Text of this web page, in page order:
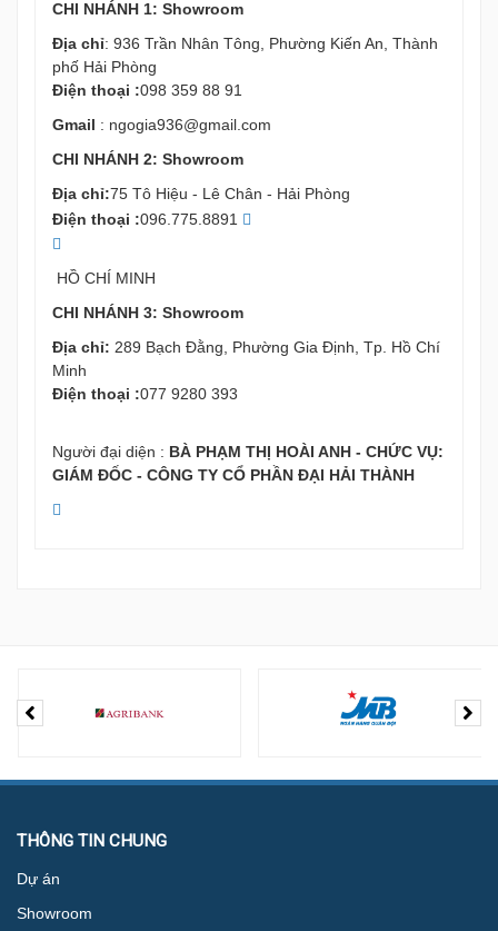
CHI NHÁNH 1: Showroom
Địa chỉ: 936 Trần Nhân Tông, Phường Kiến An, Thành
phố Hải Phòng
Điện thoại :098 359 88 91
Gmail : ngogia936@gmail.com
CHI NHÁNH 2: Showroom
Địa chỉ:75 Tô Hiệu - Lê Chân - Hải Phòng
Điện thoại :096.775.8891
HỒ CHÍ MINH
CHI NHÁNH 3: Showroom
Địa chỉ: 289 Bạch Đằng, Phường Gia Định, Tp. Hồ Chí
Minh
Điện thoại :077 9280 393
Người đại diện : BÀ PHẠM THỊ HOÀI ANH - CHỨC VỤ:
GIÁM ĐỐC - CÔNG TY CỔ PHẦN ĐẠI HẢI THÀNH
THÔNG TIN CHUNG
Dự án
Showroom